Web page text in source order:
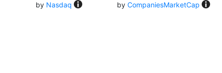
by Nasdaq
by CompaniesMarketCap